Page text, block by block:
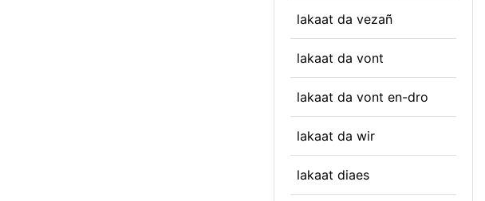
lakaat da vezañ
lakaat da vont
lakaat da vont en-dro
lakaat da wir
lakaat diaes